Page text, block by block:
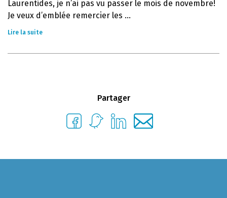
Laurentides, je n’ai pas vu passer le mois de novembre!
Je veux d’emblée remercier les ...
Lire la suite
Partager